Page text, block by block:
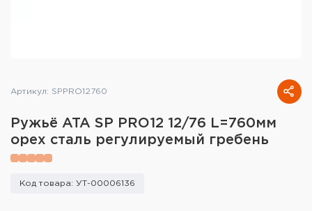
Кобуры и системы ношения
снаряжения
Артикул: SPPRO12760
Ружьё ATA SP PRO12 12/76 L=760мм
орех сталь регулируемый гребень
Код товара: УТ-00006136